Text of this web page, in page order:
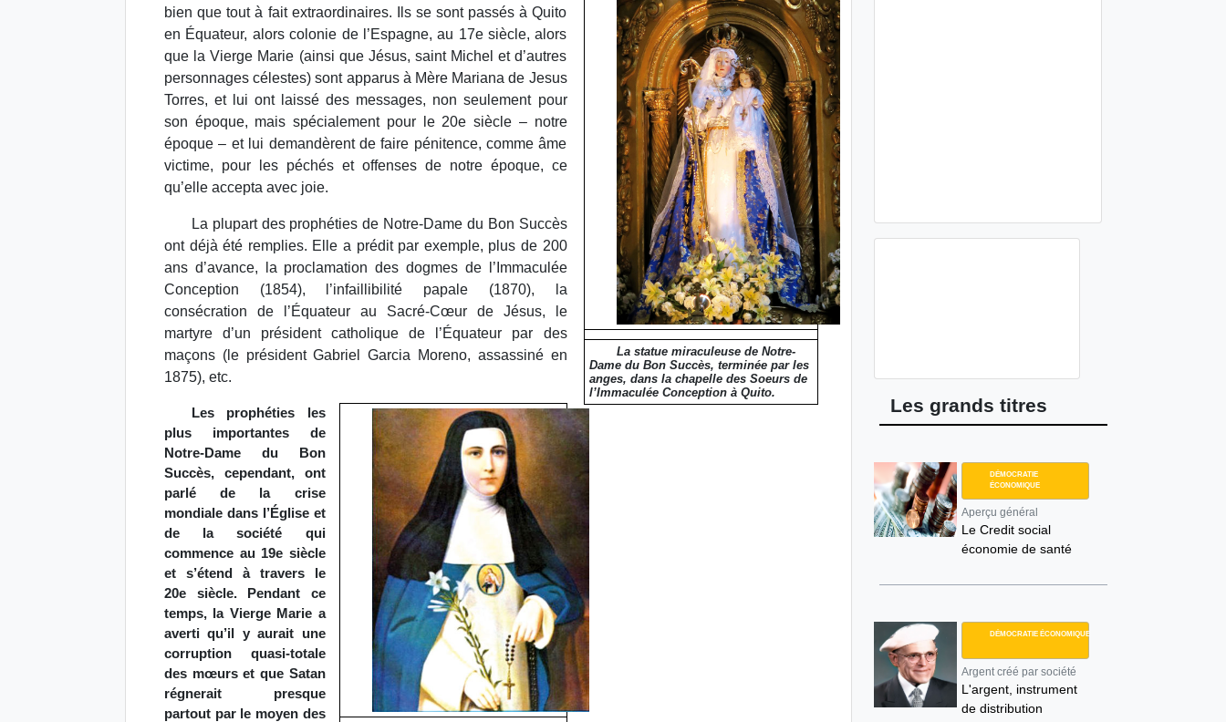
La statue miraculeuse de Notre-
Dame du Bon Succès, terminée par les
anges, dans la chapelle des Soeurs de
l’Immaculée Conception à Quito.
bien que tout à fait extraordinaires. Ils se sont passés à Quito
en Équateur, alors colonie de l’Espagne, au 17e siècle, alors
que la Vierge Marie (ainsi que Jésus, saint Michel et d’autres
personnages célestes) sont apparus à Mère Mariana de Jesus
Torres, et lui ont laissé des messages, non seulement pour
son époque, mais spécialement pour le 20e siècle – notre
époque – et lui demandèrent de faire pénitence, comme âme
victime, pour les péchés et offenses de notre époque, ce
qu’elle accepta avec joie.
La plupart des prophéties de Notre-Dame du Bon Succès
ont déjà été remplies. Elle a prédit par exemple, plus de 200
ans d’avance, la proclamation des dogmes de l’Immaculée
Conception (1854), l’infaillibilité papale (1870), la
consécration de l’Équateur au Sacré-Cœur de Jésus, le
martyre d’un président catholique de l’Équateur par des
maçons (le président Gabriel Garcia Moreno, assassiné en
1875), etc.
Les prophéties les
plus importantes de
Notre-Dame du Bon
Succès, cependant, ont
parlé de la crise
mondiale dans l’Église et
de la société qui
commence au 19e siècle
et s’étend à travers le
20e siècle. Pendant ce
temps, la Vierge Marie a
averti qu’il y aurait une
corruption quasi-totale
des mœurs et que Satan
régnerait presque
partout par le moyen des
Les grands titres
DÉMOCRATIE
ÉCONOMIQUE
Aperçu général
Le Credit social
économie de santé
DÉMOCRATIE ÉCONOMIQUE
Argent créé par société
L'argent, instrument
de distribution